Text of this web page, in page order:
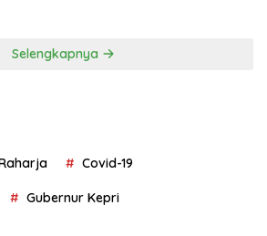
Selengkapnya
Covid-19
Gubernur Kepri